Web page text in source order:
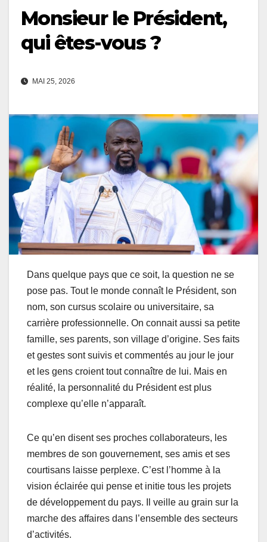
Monsieur le Président,
qui êtes-vous ?
MAI 25, 2026
Dans quelque pays que ce soit, la question ne se
pose pas. Tout le monde connaît le Président, son
nom, son cursus scolaire ou universitaire, sa
carrière professionnelle. On connait aussi sa petite
famille, ses parents, son village d’origine. Ses faits
et gestes sont suivis et commentés au jour le jour
et les gens croient tout connaître de lui. Mais en
réalité, la personnalité du Président est plus
complexe qu’elle n’apparaît.
Ce qu’en disent ses proches collaborateurs, les
membres de son gouvernement, ses amis et ses
courtisans laisse perplexe. C’est l’homme à la
vision éclairée qui pense et initie tous les projets
de développement du pays. Il veille au grain sur la
marche des affaires dans l’ensemble des secteurs
d’activités.